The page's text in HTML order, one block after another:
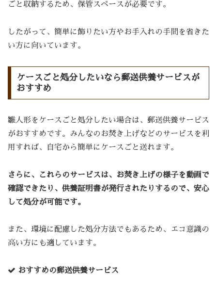
ごと収納するため、保管スペースが必要です。
したがって、簡単に飾りたい方やお手入れの手間を省きた
い方に向いています。
ケースごと処分したいなら郵送供養サービスが
おすすめ
雛人形をケースごと処分したい場合は、郵送供養サービス
がおすすめです。みんなのお焚き上げなどのサービスを利
用すれば、自宅から簡単にケースごと送れます。
さらに、これらのサービスは、お焚き上げの様子を動画で
確認できたり、供養証明書が発行されたりするので、安心
して処分が可能です。
また、環境に配慮した処分方法でもあるため、エコ意識の
高い方にも適しています。
おすすめの郵送供養サービス